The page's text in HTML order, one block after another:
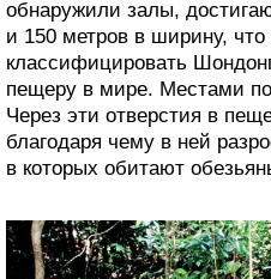
обнаружили залы,
и 150 метров в ширину, что
классифицировать
пещеру в мире. Местами
Через эти отверстия в
благодаря чему в ней
в которых обитают